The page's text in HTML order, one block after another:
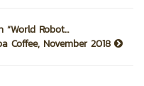
Robot...
Coffee, November 2018